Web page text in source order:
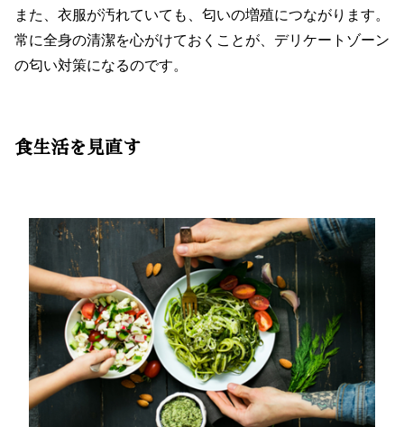
また、衣服が汚れていても、匂いの増殖につながります。
常に全身の清潔を心がけておくことが、デリケートゾーン
の匂い対策になるのです。
食生活を見直す